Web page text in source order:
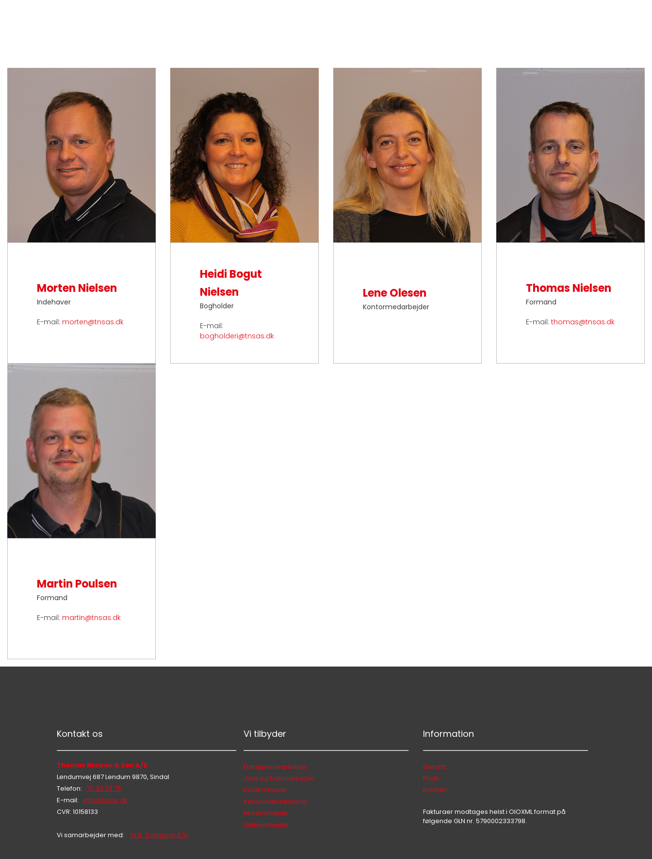
Morten Nielsen
Indehaver
E-mail: morten@tnsas.dk
Heidi Bogut
Nielsen
Bogholder
E-mail:
bogholderi@tnsas.dk
Lene Olesen
Kontormedarbejder
Thomas Nielsen
Formand
E-mail: thomas@tnsas.dk
Martin Poulsen
Formand
E-mail: martin@tnsas.dk
Kontakt os
Thomas Nielsen & Søn A/S
Lendumvej 687 Lendum 9870, Sindal
Telefon: 70 23 33 75
E-mail: info@tnsas.dk
CVR: 10158133
Vi samarbejder med: M.N. Transport A/S
Vi tilbyder
Entreprenørarbejde
Jord og betonarbejde
Kloakarbejde
Kørepladeudlejning
Murerarbejde
Støbearbejde
Information
Garanti
Profil
Kontakt
Fakturaer modtages helst i OIOXML format på
følgende GLN nr. 5790002333798.
Social Media